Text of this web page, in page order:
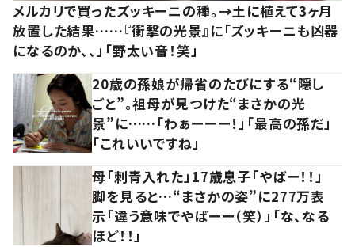
メルカリで買ったズッキーニの種。→土に植えて3ヶ月
放置した結果……『衝撃の光景』に「ズッキーニも凶器
になるのか、、」「野太い音！笑」
20歳の孫娘が帰省のたびにする“隠し
ごと”。祖母が見つけた“まさかの光
景”に……「わぁーーー！」「最高の孫だ」
「これいいですね」
母「刺青入れた」17歳息子「やばー！！」
脚を見ると…“まさかの姿”に277万表
示「違う意味でやばーー（笑）」「な、なる
ほど！！」